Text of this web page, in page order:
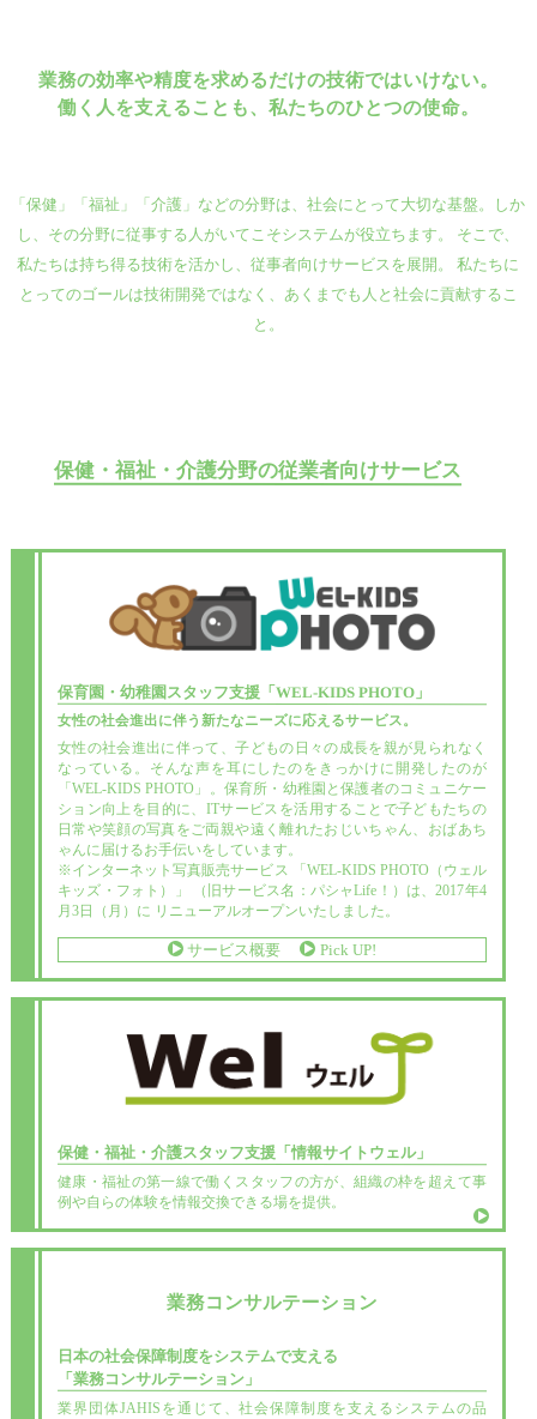
業務の効率や精度を求めるだけの技術ではいけない。
働く人を支えることも、 私たちのひとつの使命。
「保健」「福祉」「介護」などの分野は、社会にとって大切な基盤。
しか
し、その分野に従事する人がいてこそシステムが役立ちます。
そこで、
私たちは持ち得る技術を活かし、従事者向けサービスを展開。
私たちに
とってのゴールは技術開発ではなく、あくまでも人と社会に貢献するこ
と。
保健・福祉・介護分野の従業者向けサービス
保育園・幼稚園スタッフ支援「WEL-KIDS PHOTO」
女性の社会進出に伴う新たなニーズに応えるサービス。
女性の社会進出に伴って、子どもの日々の成長を親が見られなく
なっている。そんな声を耳にしたのをきっかけに開発したのが
「WEL-KIDS PHOTO」。保育所・幼稚園と保護者のコミュニケー
ション向上を目的に、ITサービスを活用することで子どもたちの
日常や笑顔の写真をご両親や遠く離れたおじいちゃん、おばあち
ゃんに届けるお手伝いをしています。
※インターネット写真販売サービス 「WEL-KIDS PHOTO（ウェル
キッズ・フォト）」 （旧サービス名：パシャLife！）は、2017年4
月3日（月）に リニューアルオープンいたしました。
サービス概要 Pick UP!
保健・福祉・介護スタッフ支援「情報サイトウェル」
健康・福祉の第一線で働くスタッフの方が、組織の枠を超えて事
例や自らの体験を情報交換できる場を提供。
業務コンサルテーション
日本の社会保障制度をシステムで支える
「業務コンサルテーション」
業界団体JAHISを通じて、社会保障制度を支えるシステムの品